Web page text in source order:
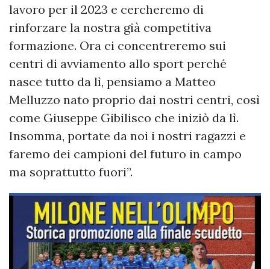
lavoro per il 2023 e cercheremo di
rinforzare la nostra già competitiva
formazione. Ora ci concentreremo sui
centri di avviamento allo sport perché
nasce tutto da lì, pensiamo a Matteo
Melluzzo nato proprio dai nostri centri, così
come Giuseppe Gibilisco che iniziò da lì.
Insomma, portate da noi i nostri ragazzi e
faremo dei campioni del futuro in campo
ma soprattutto fuori”.